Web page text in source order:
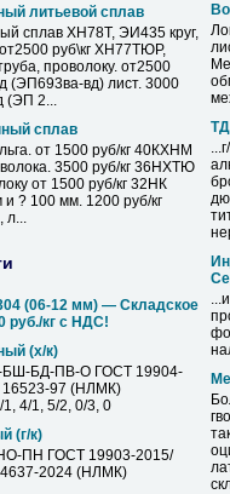
литьевой сплав
сплав ХН78Т, ЭИ435 круг,
руб\кг ХН77ТЮР,
проволоку. от2500
(ЭП693ва-вд) лист. 3000
(ЭП 2...
сплав
от 1500 руб/кг 40КХНМ
3500 руб/кг 36НХТЮ
от 1500 руб/кг 32НК
? 100 мм. 1200 руб/кг
л...
(06-12 мм) — Складское
руб./кг с НДС!
(х/к)
БШ-БД-ПВ-О ГОСТ 19904-
16523-97 (НЛМК)
4/1, 5/2, 0/3, 0
(г/к)
ПН ГОСТ 19903-2015/
2024 (НЛМК)